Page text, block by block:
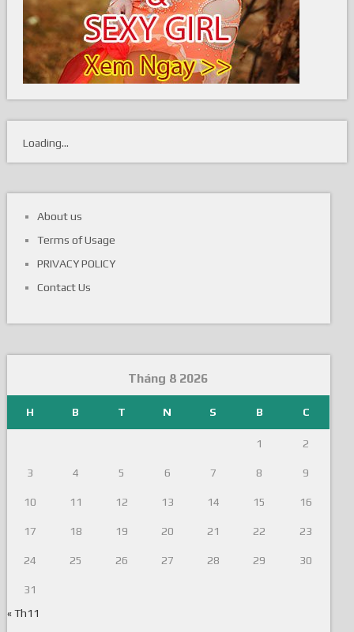
Loading...
About us
Terms of Usage
PRIVACY POLICY
Contact Us
Tháng 8 2026
H B T N S B C
1 2
3 4 5 6 7 8 9
10 11 12 13 14 15 16
17 18 19 20 21 22 23
24 25 26 27 28 29 30
31
« Th11